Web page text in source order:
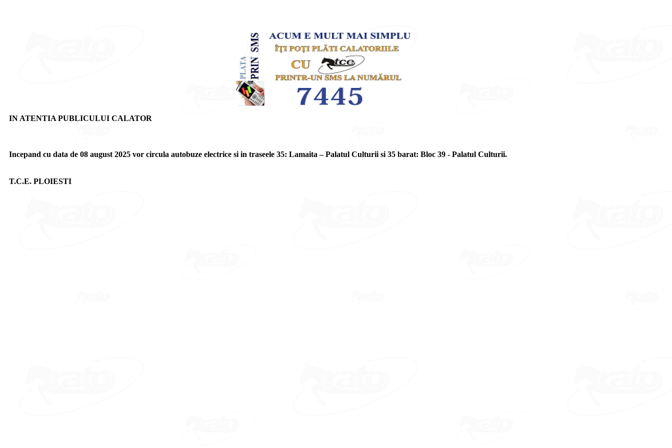
IN ATENTIA PUBLICULUI CALATOR
Incepand cu data de 08 august 2025 vor circula autobuze electrice si in traseele 35: Lamaita – Palatul Culturii si 35 barat: Bloc 39 - Palatul Culturii.
T.C.E. PLOIESTI